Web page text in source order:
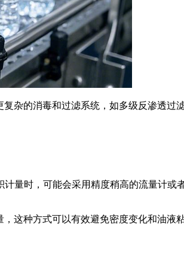
杂的消毒和过滤系统，如多级反渗透过
量时，可能会采用精度稍高的流量计或
种方式可以有效避免密度变化和油液粘